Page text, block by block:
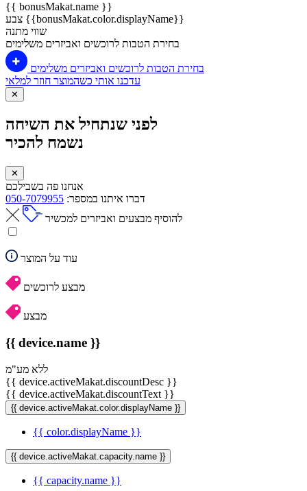
{{ bonusMakat.name }}
צבע {{bonusMakat.color.displayName}}
שווי מתנה
בחירת הטבות לרוכשים ואביזרים משלימים
בחירת הטבות לרוכשים ואביזרים משלימים
עדכנו אותי כשהמוצר חוזר למלאי
✕
לפני שנתחיל את השיחה
נשמח להכיר
✕
אנחנו פה בשבילכם
דברו איתנו במספר: 050-7079955
להוסיף מבצעים ואביזרים למכשיר
עוד על המוצר
מבצע לרוכשים
מבצע
{{ device.name }}
ללא מע"מ
{{ device.activeMakat.discountDesc }}
{{ device.activeMakat.discountText }}
{{ device.activeMakat.color.displayName }}
{{ color.displayName }}
{{ device.activeMakat.capacity.name }}
{{ capacity.name }}